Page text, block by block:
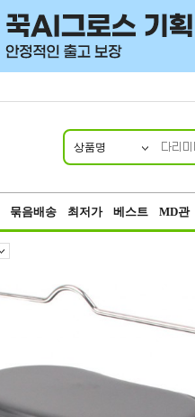
상품명
묶음배송 최저가 베스트 MD관